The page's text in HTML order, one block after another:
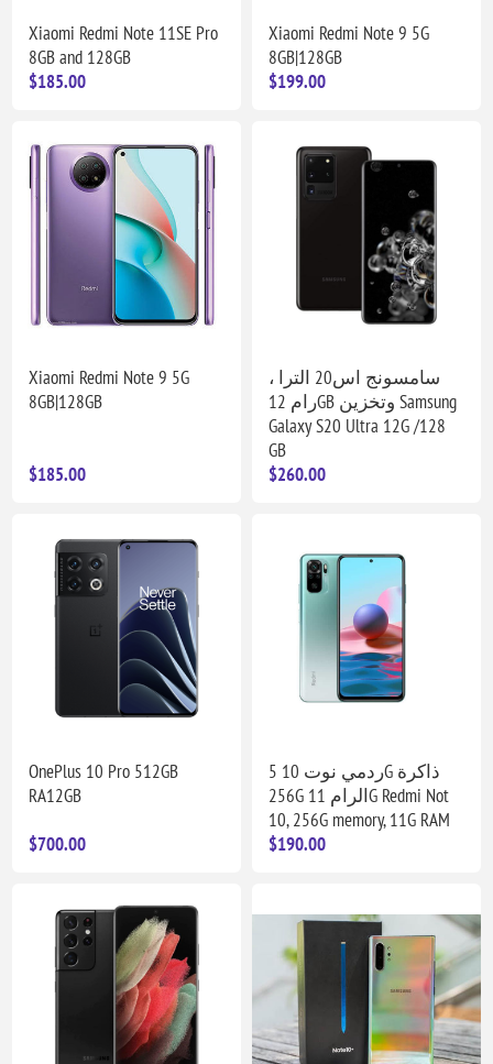
Xiaomi Redmi Note 11SE Pro
8GB and 128GB
$185.00
Xiaomi Redmi Note 9 5G
8GB|128GB
$199.00
Xiaomi Redmi Note 9 5G
8GB|128GB
$185.00
سامسونج اس20 الترا ،
رام 12GB وتخزين Samsung
Galaxy S20 Ultra 12G /128
GB
$260.00
OnePlus 10 Pro 512GB
RA12GB
$700.00
ردمي نوت 10 5G ذاكرة
256G الرام 11G Redmi Not
10, 256G memory, 11G RAM
$190.00